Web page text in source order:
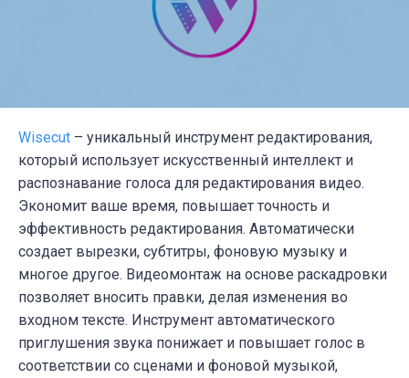
Wisecut – уникальный инструмент редактирования,
который использует искусственный интеллект и
распознавание голоса для редактирования видео.
Экономит ваше время, повышает точность и
эффективность редактирования. Автоматически
создает вырезки, субтитры, фоновую музыку и
многое другое. Видеомонтаж на основе раскадровки
позволяет вносить правки, делая изменения во
входном тексте. Инструмент автоматического
приглушения звука понижает и повышает голос в
соответствии со сценами и фоновой музыкой,